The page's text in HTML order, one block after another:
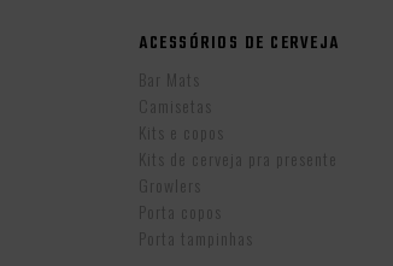
ACESSÓRIOS DE CERVEJA
Bar Mats
Camisetas
Kits e copos
Kits de cerveja pra presente
Growlers
Porta copos
Porta tampinhas